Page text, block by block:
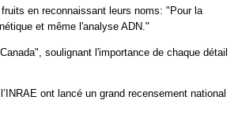
en reconnaissant leurs noms: "Pour la
et même l'analyse ADN."
soulignant l'importance de chaque détail
ont lancé un grand recensement national